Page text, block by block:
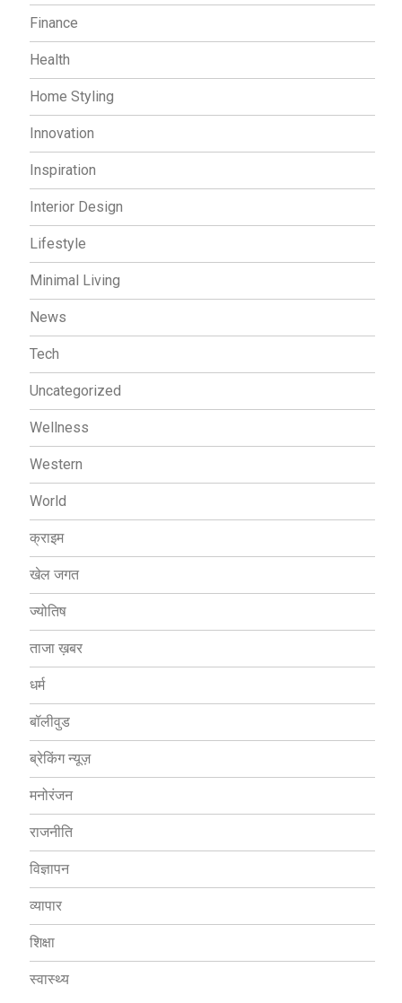
Finance
Health
Home Styling
Innovation
Inspiration
Interior Design
Lifestyle
Minimal Living
News
Tech
Uncategorized
Wellness
Western
World
क्राइम
खेल जगत
ज्योतिष
ताजा ख़बर
धर्म
बॉलीवुड
ब्रेकिंग न्यूज़
मनोरंजन
राजनीति
विज्ञापन
व्यापार
शिक्षा
स्वास्थ्य